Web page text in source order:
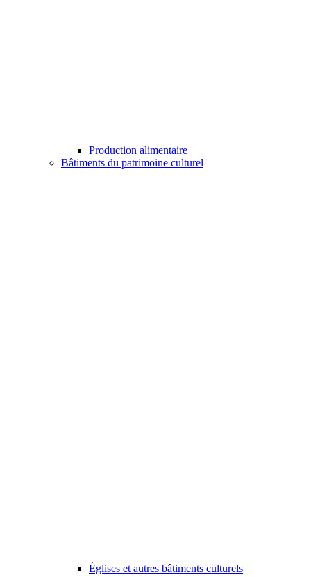
Production alimentaire
Bâtiments du patrimoine culturel
Églises et autres bâtiments culturels